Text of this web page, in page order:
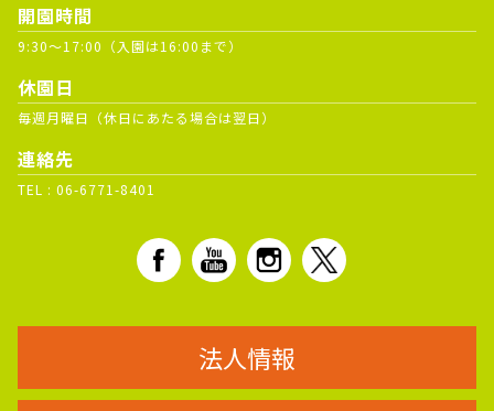
開園時間
9:30～17:00（入園は16:00まで）
休園日
毎週月曜日（休日にあたる場合は翌日）
連絡先
TEL : 06-6771-8401
法人情報